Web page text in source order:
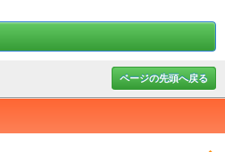
ページの先頭へ戻る